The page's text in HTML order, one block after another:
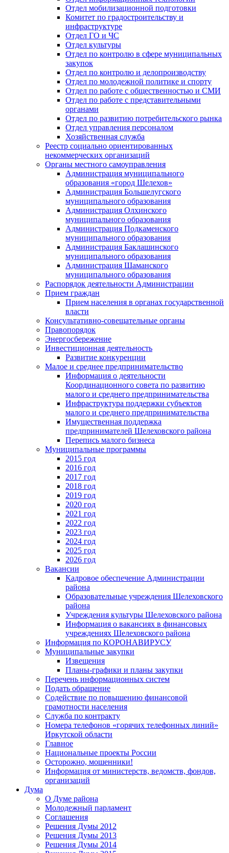
Отдел мобилизационной подготовки
Комитет по градостроительству и
инфраструктуре
Отдел ГО и ЧС
Отдел культуры
Отдел по контролю в сфере муниципальных
закупок
Отдел по контролю и делопроизводству
Отдел по молодежной политике и спорту
Отдел по работе с общественностью и СМИ
Отдел по работе с представительными
органами
Отдел по развитию потребительского рынка
Отдел управления персоналом
Хозяйственная служба
Реестр социально ориентированных
некоммерческих организаций
Органы местного самоуправления
Администрация муниципального
образования «город Шелехов»
Администрация Большелугского
муниципального образования
Администрация Олхинского
муниципального образования
Администрация Подкаменского
муниципального образования
Администрация Баклашинского
муниципального образования
Администрация Шаманского
муниципального образования
Распорядок деятельности Администрации
Прием граждан
Прием населения в органах государственной
власти
Консультативно-совещательные органы
Правопорядок
Энергосбережение
Инвестиционная деятельность
Развитие конкуренции
Малое и среднее предпринимательство
Информация о деятельности
Координационного совета по развитию
малого и среднего предпринимательства
Инфраструктура поддержки субъектов
малого и среднего предпринимательства
Имущественная поддержка
предпринимателей Шелеховского района
Перепись малого бизнеса
Муниципальные программы
2015 год
2016 год
2017 год
2018 год
2019 год
2020 год
2021 год
2022 год
2023 год
2024 год
2025 год
2026 год
Вакансии
Кадровое обеспечение Администрации
района
Образовательные учреждения Шелеховского
района
Учреждения культуры Шелеховского района
Информация о вакансиях в финансовых
учреждениях Шелеховского района
Информация по КОРОНАВИРУСУ
Муниципальные закупки
Извещения
Планы-графики и планы закупки
Перечень информационных систем
Подать обращение
Содействие по повышению финансовой
грамотности населения
Служба по контракту
Номера телефонов «горячих телефонных линий»
Иркутской области
Главное
Национальные проекты России
Осторожно, мошенники!
Информация от министерств, ведомств, фондов,
организаций
Дума
О Думе района
Молодежный парламент
Соглашения
Решения Думы 2012
Решения Думы 2013
Решения Думы 2014